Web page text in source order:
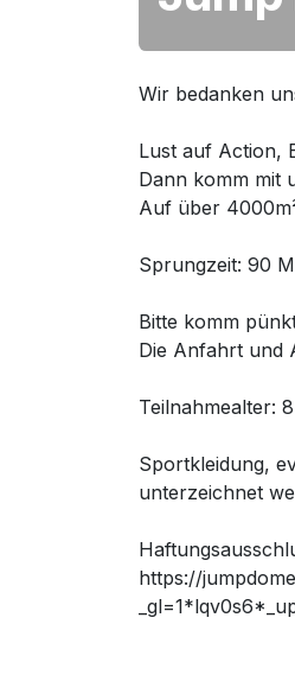
Wir bedanken
Lust auf Action,
Dann komm mit
Auf über
Sprungzeit: 90
Bitte komm
Die Anfahrt und
Teilnahmealter:
Sportkleidung,
unterzeichnet
https://